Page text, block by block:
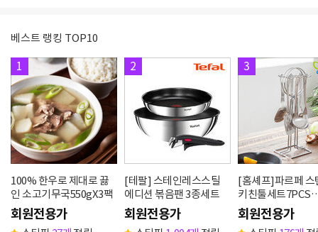
베스트 랭킹 TOP10
1
100% 한우로 제대로 끓
인 소고기무국550gX3팩
회원전용가
2
[테팔] 스테인레스스틸
에디션 볶음팬 3종세트
회원전용가
3
[홈셰프]파르페 스
키친툴세트7PCS
hc0607se
회원전용가